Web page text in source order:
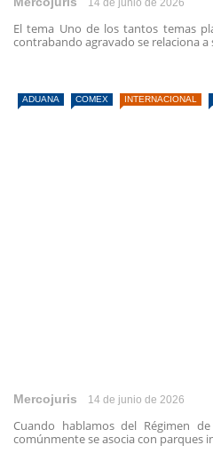
14 de junio de 2026
El tema Uno de los tantos temas
contrabando agravado se relaciona a
ADUANA COMEX INTERNACIONAL
Mercojuris 14 de junio de 2026
Cuando hablamos del Régimen
comúnmente se asocia con parques